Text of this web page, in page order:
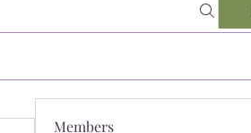
Members